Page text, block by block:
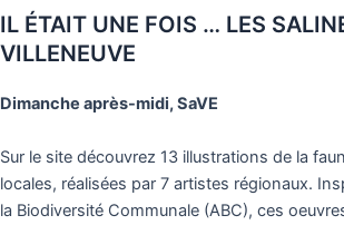
IL ÉTAIT UNE FOIS … LES
VILLENEUVE
Dimanche après-midi, SaVE
Sur le site découvrez 13 illustrations de la
locales, réalisées par 7 artistes régionaux.
la Biodiversité Communale (ABC), ces